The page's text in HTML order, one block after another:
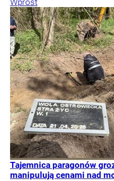
Wprost
Tajemnica paragonów
manipulują cenami nad